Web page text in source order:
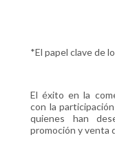
*El papel clave de
El éxito en la
con la
quienes han
promoción y venta